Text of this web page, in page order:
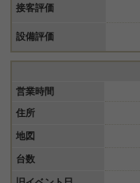
接客評価
設備評価
営業時間
住所
地図
台数